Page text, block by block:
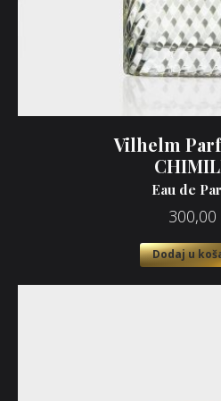
Vilhelm
Eau de
300,00
Dodaj u